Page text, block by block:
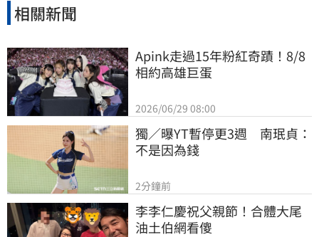
相關新聞
Apink走過15年粉紅奇蹟！8/8
相約高雄巨蛋
2026/06/29 08:00
獨／曝YT暫停更3週　南珉貞：
不是因為錢
2分鐘前
李李仁慶祝父親節！合體大尾
油土伯網看傻